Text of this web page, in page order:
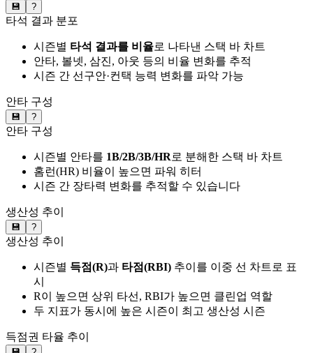
💾 ?
타석 결과 분포
시즌별 타석 결과를 비율로 나타낸 스택 바 차트
안타, 볼넷, 삼진, 아웃 등의 비율 변화를 추적
시즌 간 선구안·컨택 능력 변화를 파악 가능
안타 구성
💾 ?
안타 구성
시즌별 안타를 1B/2B/3B/HR로 분해한 스택 바 차트
홈런(HR) 비율이 높으면 파워 히터
시즌 간 장타력 변화를 추적할 수 있습니다
생산성 추이
💾 ?
생산성 추이
시즌별 득점(R)과 타점(RBI) 추이를 이중 선 차트로 표
시
R이 높으면 상위 타선, RBI가 높으면 클린업 역할
두 지표가 동시에 높은 시즌이 최고 생산성 시즌
득점권 타율 추이